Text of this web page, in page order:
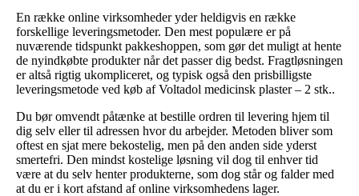
En række online virksomheder yder heldigvis en række
forskellige leveringsmetoder. Den mest populære er på
nuværende tidspunkt pakkeshoppen, som gør det muligt at hente
de nyindkøbte produkter når det passer dig bedst. Fragtløsningen
er altså rigtig ukompliceret, og typisk også den prisbilligste
leveringsmetode ved køb af Voltadol medicinsk plaster – 2 stk..
Du bør omvendt påtænke at bestille ordren til levering hjem til
dig selv eller til adressen hvor du arbejder. Metoden bliver som
oftest en sjat mere bekostelig, men på den anden side yderst
smertefri. Den mindst kostelige løsning vil dog til enhver tid
være at du selv henter produkterne, som dog står og falder med
at du er i kort afstand af online virksomhedens lager.